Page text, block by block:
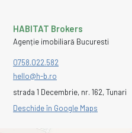
HABITAT Brokers
Agenție imobiliară Bucuresti
0758.022.582
hello@h-b.ro
strada 1 Decembrie, nr. 162, Tunari
Deschide în Google Maps